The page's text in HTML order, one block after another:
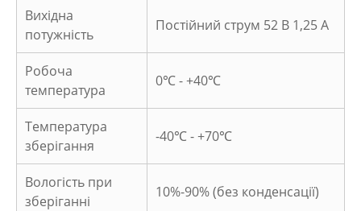
Вихідна
потужність
Постійний струм 52 В 1,25 А
Робоча
температура
0℃ - +40℃
Температура
зберігання
-40℃ - +70℃
Вологість при
зберіганні
10%-90% (без конденсації)